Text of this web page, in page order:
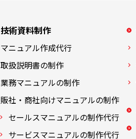
技術資料制作
マニュアル作成代行
取扱説明書の制作
業務マニュアルの制作
販社・商社向けマニュアルの制作
セールスマニュアルの制作代行
サービスマニュアルの制作代行